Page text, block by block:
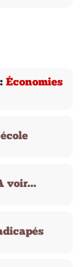
Économies
voir...